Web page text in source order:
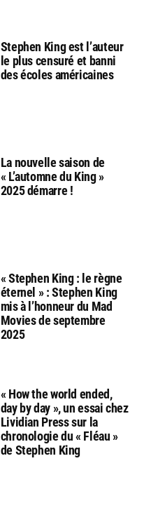
Stephen King est l’auteur
le plus censuré et banni
des écoles américaines
La nouvelle saison de
« L’automne du King »
2025 démarre !
« Stephen King : le règne
éternel » : Stephen King
mis à l’honneur du Mad
Movies de septembre
2025
« How the world ended,
day by day », un essai chez
Lividian Press sur la
chronologie du « Fléau »
de Stephen King